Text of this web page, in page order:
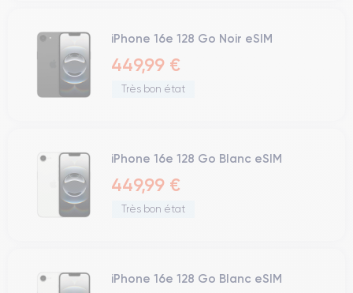
iPhone 16e 128 Go Noir eSIM
449,99 €
Très bon état
iPhone 16e 128 Go Blanc eSIM
449,99 €
Très bon état
iPhone 16e 128 Go Blanc eSIM